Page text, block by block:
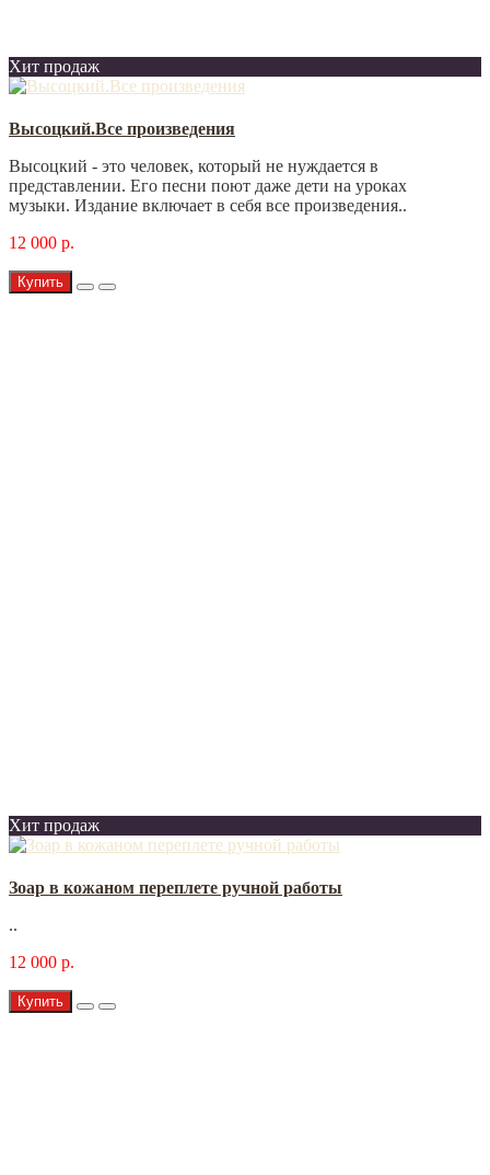
Хит продаж
Высоцкий.Все произведения
Высоцкий - это человек, который не нуждается в
представлении. Его песни поют даже дети на уроках
музыки. Издание включает в себя все произведения..
12 000 р.
Купить
Хит продаж
Зоар в кожаном переплете ручной работы
..
12 000 р.
Купить